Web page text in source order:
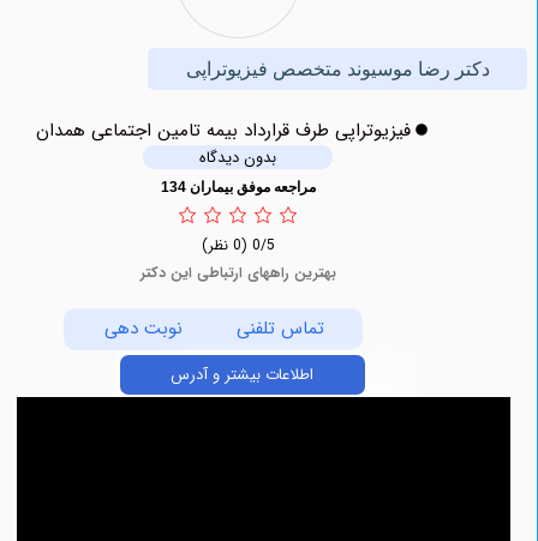
رضا موسیوند متخصص فیزیوتراپی
فیزیوتراپی طرف قرارداد بیمه تامین اجتماعی همدان
بدون دیدگاه
مراجعه موفق بیماران 134
بهترین راههای ارتباطی این دکتر
تماس تلفنی نوبت دهی
اطلاعات بیشتر و آدرس